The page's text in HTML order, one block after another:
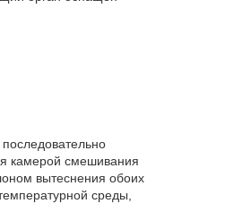
камерой смешивания
вытеснения обоих
среды,